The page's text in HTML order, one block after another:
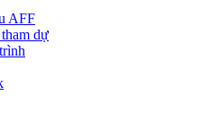
AFF
dự